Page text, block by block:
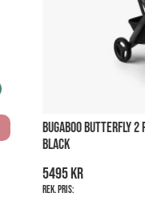
BUGABOO BUTTERFLY
BLACK
5495 kr
Rek. pris: